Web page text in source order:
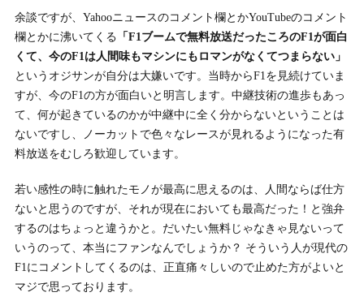
余談ですが、Yahooニュースのコメント欄とかYouTubeのコメント
欄とかに沸いてくる 「F1ブームで無料放送だったころのF1が面白
くて、今のF1は人間味もマシンにもロマンがなくてつまらない」
というオジサンが自分は大嫌いです。当時からF1を見続けていま
すが、今のF1の方が面白いと明言します。中継技術の進歩もあっ
て、何が起きているのかが中継中に全く分からないということは
ないですし、ノーカットで色々なレースが見れるようになった有
料放送をむしろ歓迎しています。
若い感性の時に触れたモノが最高に思えるのは、人間ならば仕方
ないと思うのですが、それが現在においても最高だった！と強弁
するのはちょっと違うかと。だいたい無料じゃなきゃ見ないって
いうのって、本当にファンなんでしょうか？ そういう人が現代の
F1にコメントしてくるのは、正直痛々しいので止めた方がよいと
マジで思っております。